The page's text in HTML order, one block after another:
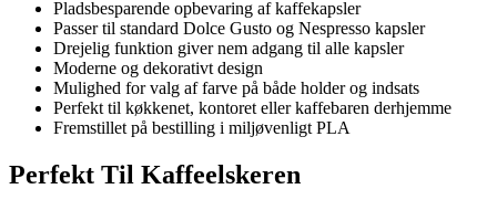
Pladsbesparende opbevaring af kaffekapsler
Passer til standard Dolce Gusto og Nespresso kapsler
Drejelig funktion giver nem adgang til alle kapsler
Moderne og dekorativt design
Mulighed for valg af farve på både holder og indsats
Perfekt til køkkenet, kontoret eller kaffebaren derhjemme
Fremstillet på bestilling i miljøvenligt PLA
Perfekt Til Kaffeelskeren